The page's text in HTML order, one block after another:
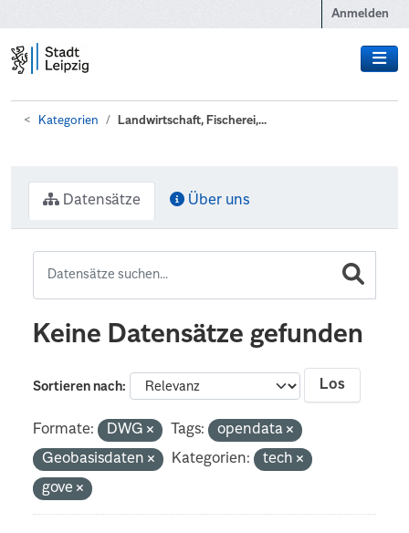
Anmelden
Kategorien Landwirtschaft, Fischerei,...
Datensätze Über uns
Keine Datensätze gefunden
Sortieren nach Los
Formate: DWG Tags:
opendata
Geobasisdaten
Kategorien:
tech
gove